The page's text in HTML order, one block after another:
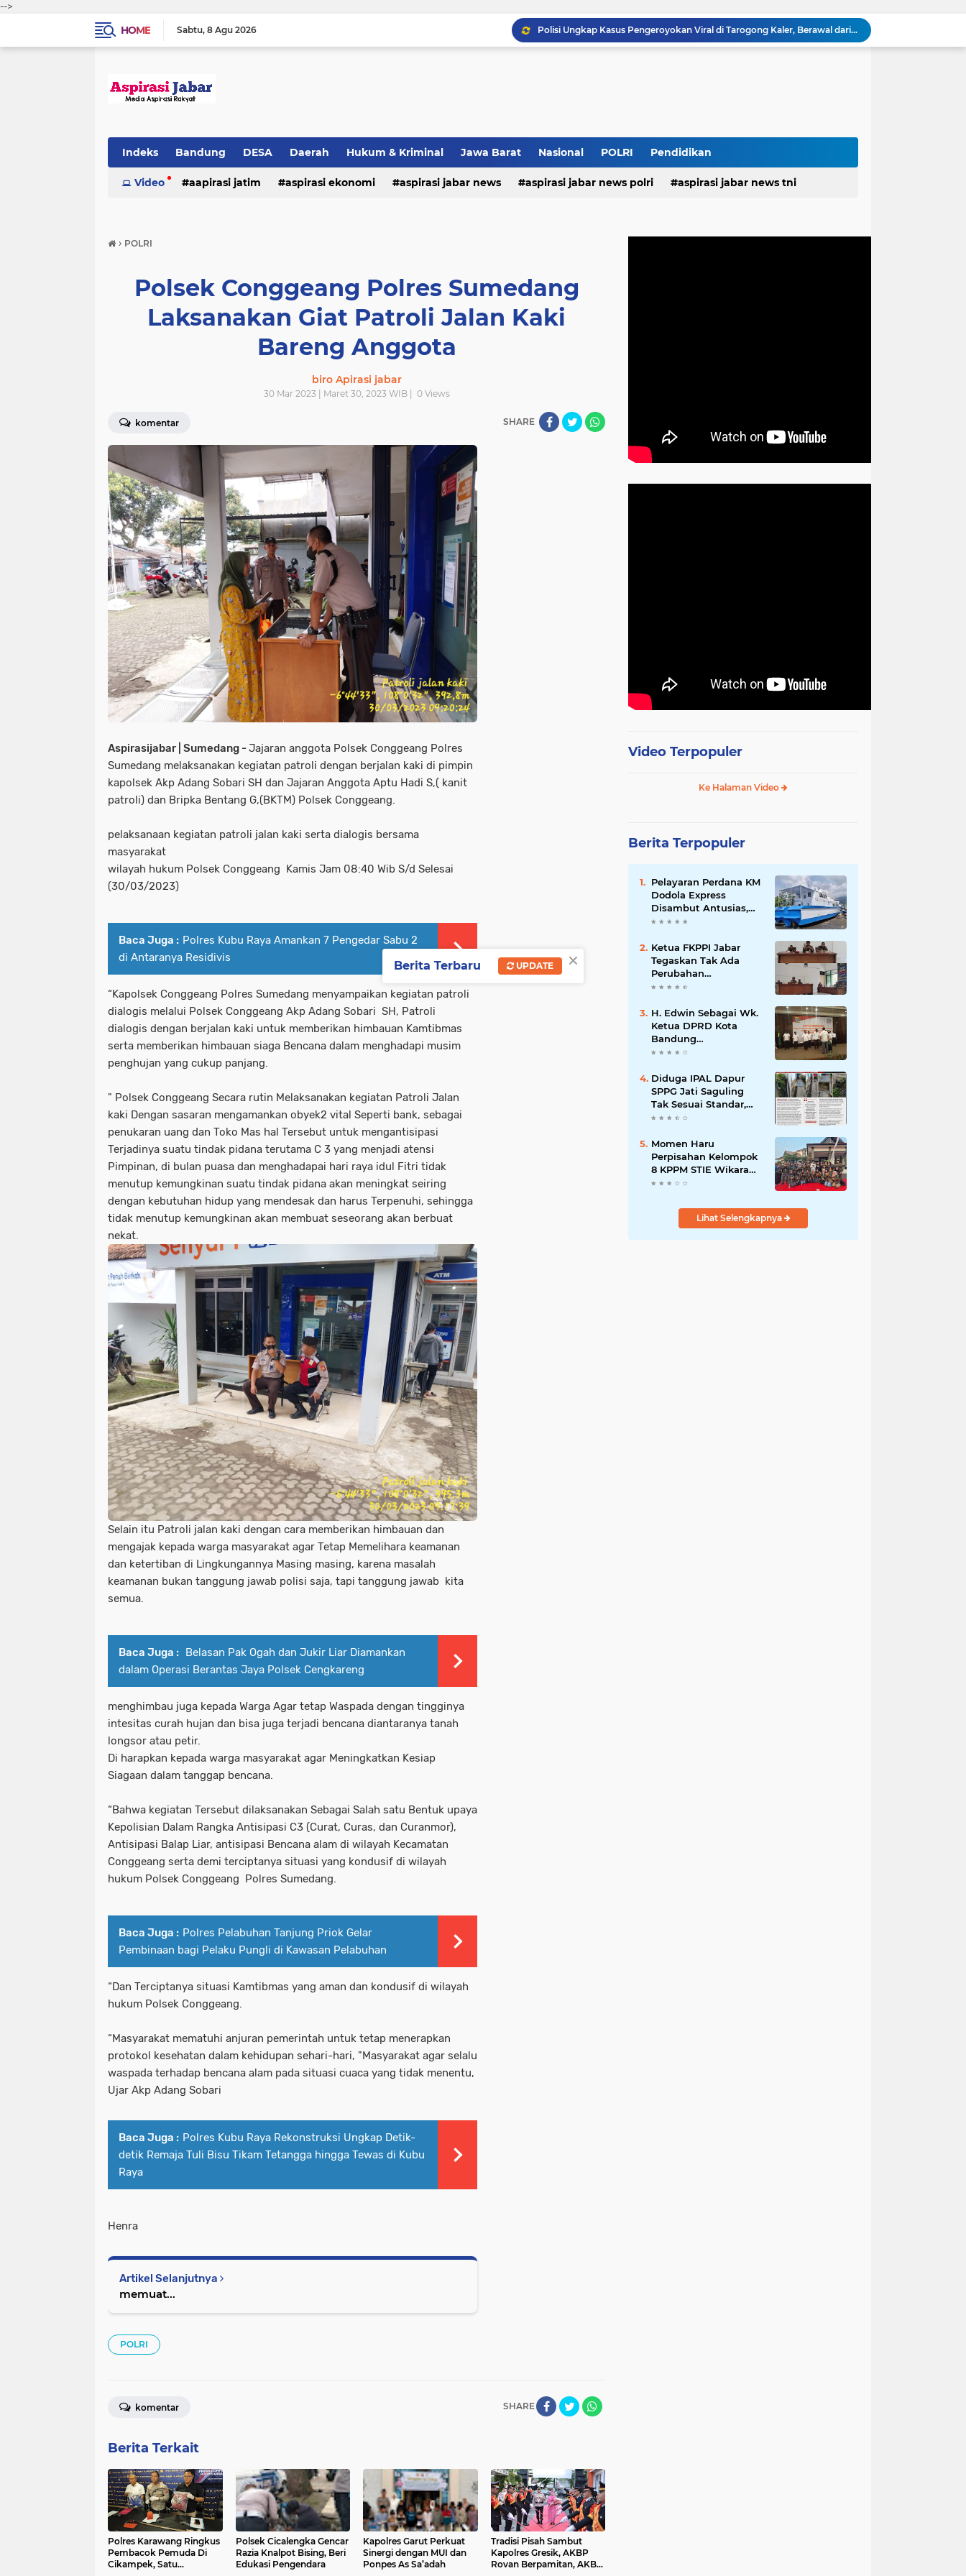
-->
HOME
Sabtu 8 Agu 2026
Wapang TNI Tinjau Kesiapan Yonif TP di Sumatera Utara
PEMDES RAWALELE GELAR MUSDES TENTUKAN RKPDes, PANITIA PILKADES SERTA PERINGATI HUT KE-81 KEMERDEKAAN RI
Pastikan Kenyamanan Investasi, Bupati Morotai Kunjungi Mitita Resort
Indeks Bandung DESA Daerah Hukum & Kriminal Jawa Barat Nasional POLRI Pendidikan
Video aapirasi jatim aspirasi ekonomi aspirasi jabar news aspirasi jabar news polri aspirasi jabar news tni
hukum & kriminal
› POLRI
Polsek Conggeang Polres Sumedang
Laksanakan Giat Patroli Jalan Kaki
Bareng Anggota
biro Apirasi jabar
30 Mar 2023 | Maret 30, 2023 WIB | 0Views
komentar SHARE
Aspirasijabar | Sumedang -Jajaran anggota Polsek Conggeang Polres
Sumedang melaksanakan kegiatan patroli dengan berjalan kaki di pimpin
kapolsek Akp Adang Sobari SH dan Jajaran Anggota Aptu Hadi S,( kanit
patroli) dan Bripka Bentang G,(BKTM) Polsek Conggeang.
pelaksanaan kegiatan patroli jalan kaki serta dialogis bersama
masyarakat
wilayah hukum Polsek Conggeang Kamis Jam 08:40 Wib S/d Selesai
(30/03/2023)
Baca Juga : Polres Kubu Raya Amankan 7 Pengedar Sabu 2
di Antaranya Residivis
“Kapolsek Conggeang Polres Sumedang menyampaikan kegiatan patroli
dialogis melalui Polsek Conggeang Akp Adang Sobari SH, Patroli
dialogis dengan berjalan kaki untuk memberikan himbauan Kamtibmas
serta memberikan himbauan siaga Bencana dalam menghadapi musim
penghujan yang cukup panjang.
" Polsek Conggeang Secara rutin Melaksanakan kegiatan Patroli Jalan
kaki Dengan sasaran mengamankan obyek2 vital Seperti bank, sebagai
penukaran uang dan Toko Mas hal Tersebut untuk mengantisipasi
Terjadinya suatu tindak pidana terutama C 3 yang menjadi atensi
Pimpinan, di bulan puasa dan menghadapai hari raya idul Fitri tidak
menutup kemungkinan suatu tindak pidana akan meningkat seiring
dengan kebutuhan hidup yang mendesak dan harus Terpenuhi, sehingga
tidak menutup kemungkinan akan membuat seseorang akan berbuat
nekat.
Selain itu Patroli jalan kaki dengan cara memberikan himbauan dan
mengajak kepada warga masyarakat agar Tetap Memelihara keamanan
dan ketertiban di Lingkungannya Masing masing, karena masalah
keamanan bukan tanggung jawab polisi saja, tapi tanggung jawab kita
semua.
Baca Juga : Belasan Pak Ogah dan Jukir Liar Diamankan
dalam Operasi Berantas Jaya Polsek Cengkareng
menghimbau juga kepada Warga Agar tetap Waspada dengan tingginya
intesitas curah hujan dan bisa juga terjadi bencana diantaranya tanah
longsor atau petir.
Di harapkan kepada warga masyarakat agar Meningkatkan Kesiap
Siagaan dalam tanggap bencana.
“Bahwa kegiatan Tersebut dilaksanakan Sebagai Salah satu Bentuk upaya
Kepolisian Dalam Rangka Antisipasi C3 (Curat, Curas, dan Curanmor),
Antisipasi Balap Liar, antisipasi Bencana alam di wilayah Kecamatan
Conggeang serta demi terciptanya situasi yang kondusif di wilayah
hukum Polsek Conggeang Polres Sumedang.
Baca Juga : Polres Pelabuhan Tanjung Priok Gelar
Pembinaan bagi Pelaku Pungli di Kawasan Pelabuhan
“Dan Terciptanya situasi Kamtibmas yang aman dan kondusif di wilayah
hukum Polsek Conggeang.
“Masyarakat mematuhi anjuran pemerintah untuk tetap menerapkan
protokol kesehatan dalam kehidupan sehari-hari, "Masyarakat agar selalu
waspada terhadap bencana alam pada situasi cuaca yang tidak menentu,
Ujar Akp Adang Sobari
Baca Juga : Polres Kubu Raya Rekonstruksi Ungkap Detik-
detik Remaja Tuli Bisu Tikam Tetangga hingga Tewas di Kubu
Raya
Henra
Artikel Selanjutnya
memuat...
POLRI
SHARE
komentar
Berita Terkait
Polres Karawang Ringkus
Pembacok Pemuda Di
Cikampek, Satu
Polsek Cicalengka Gencar
Razia Knalpot Bising, Beri
Edukasi Pengendara
Kapolres Garut Perkuat
Sinergi dengan MUI dan
Ponpes As Sa’adah
Tradisi Pisah Sambut
Kapolres Gresik, AKBP
Rovan Berpamitan, AKBP
Video Terpopuler
Ke Halaman Video
Berita Terpopuler
Pelayaran Perdana KM
Dodola Express
Disambut Antusias,
Baling-Baling Segera
Ketua FKPPI Jabar
Tegaskan Tak Ada
Perubahan
Kepengurusan PC KB
Ketua Cabang Diminta
Segera Konsolidasi
H. Edwin Sebagai Wk.
Ketua DPRD Kota
Bandung
Mengapresiasi Dan
Kepada
Kepemimpinan Merdi
Hajiji Sebagai ketua
DPD Lpm Kota
2021-2026
Diduga IPAL Dapur
SPPG Jati Saguling
Tak Sesuai Standar,
Warga Keluhkan
Mengalir ke Sungai
Momen Haru
Perpisahan Kelompok
8 KPPM STIE Wikara
Bersama Kepala Desa
Kecamatan Bojong
Lihat Selengkapnya
×
Berita Terbaru UPDATE